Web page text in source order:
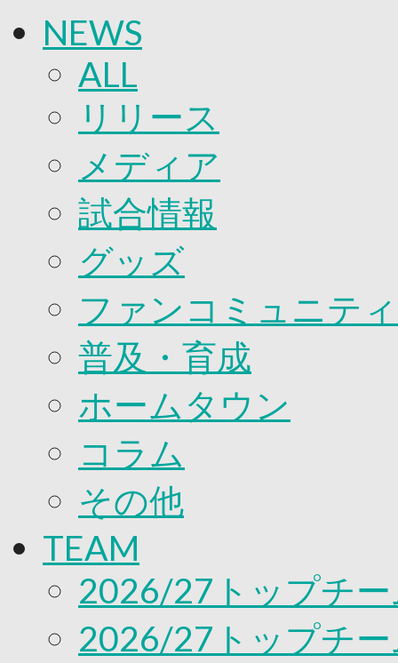
2026/27
練習見学時のファンサービスについて
奈良クラブ明治安田J3リーグ2026/27シーズン試
奈良クラブ明治安田Ｊ3リーグ 2026/27シーズン
観戦ルール＆マナー
FANCOMMUNITY
2026/27ファンコミュニティ
サポートショップ
オフィシャルストア（実店舗）
オンラインストア
ACADEMY
アカデミーについて
プロジェクト
コーチ&スタッフ
ジュニア
ジュニアユース
ユース
練習拠点（ナラディーア）
SCHOOL
CLUB
パートナー募集
クラブ理念
クラブ情報
サステナビリティ
応援プロジェクト
NEWS
ALL
リリース
メディア
試合情報
グッズ
ファンコミュニティ
普及・育成
ホームタウン
コラム
その他
TEAM
2026/27トップチ
2026/27トップチ